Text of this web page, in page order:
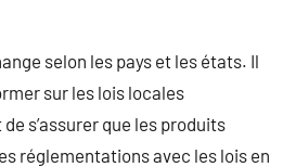
selon les pays et les états. Il
sur les lois locales
s’assurer que les produits
réglementations avec les lois en